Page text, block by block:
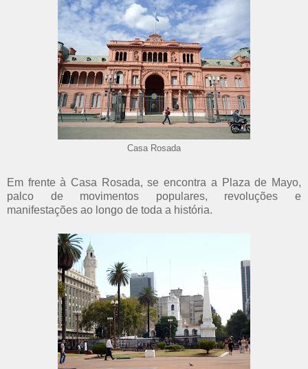
Casa Rosada
Em frente à Casa Rosada, se encontra a Plaza de Mayo,
palco de movimentos populares, revoluções e
manifestações ao longo de toda a história.